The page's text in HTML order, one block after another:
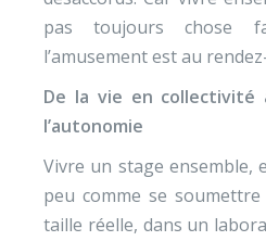
pas toujours chose
l’amusement est au
De la vie en collectivité
l’autonomie
Vivre un stage ensemble,
peu comme se
taille réelle, dans un